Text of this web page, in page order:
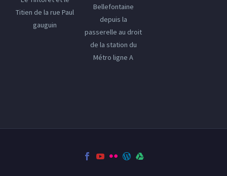
Titien de la rue Paul
gauguin
Bellefontaine
depuis la
passerelle au droit
de la station du
Métro ligne A